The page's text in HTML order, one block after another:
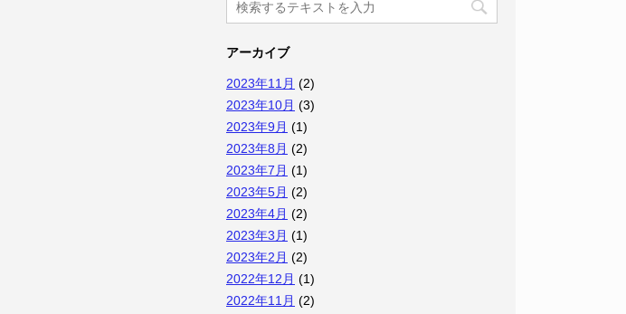
アーカイブ
2023年11月 (2)
2023年10月 (3)
2023年9月 (1)
2023年8月 (2)
2023年7月 (1)
2023年5月 (2)
2023年4月 (2)
2023年3月 (1)
2023年2月 (2)
2022年12月 (1)
2022年11月 (2)